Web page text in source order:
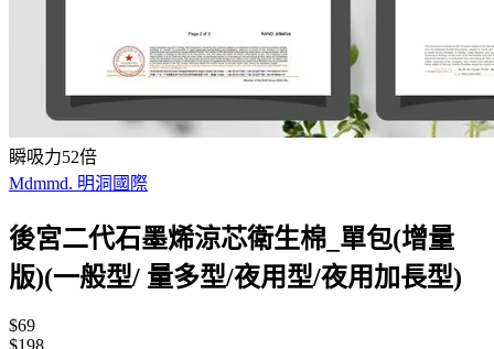
瞬吸力52倍
Mdmmd. 明洞國際
後宮二代石墨烯涼芯衛生棉_單包(增量
版)(一般型/ 量多型/夜用型/夜用加長型)
$69
$198